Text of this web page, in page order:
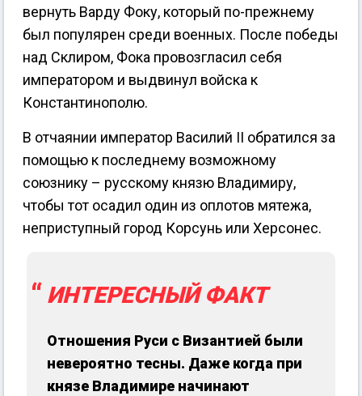
вернуть Варду Фоку, который по-прежнему
был популярен среди военных. После победы
над Склиром, Фока провозгласил себя
императором и выдвинул войска к
Константинополю.
В отчаянии император Василий II обратился за
помощью к последнему возможному
союзнику – русскому князю Владимиру,
чтобы тот осадил один из оплотов мятежа,
неприступный город Корсунь или Херсонес.
ИНТЕРЕСНЫЙ ФАКТ
Отношения Руси с Византией были
невероятно тесны. Даже когда при
князе Владимире начинают